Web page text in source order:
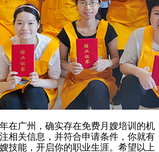
广州，确实存在免费月嫂培训的机
相关信息，并符合申请条件，你就有
技能，开启你的职业生涯。希望以上